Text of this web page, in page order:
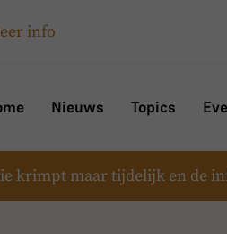
info
Nieuws Topics
krimpt maar tijdelijk en de